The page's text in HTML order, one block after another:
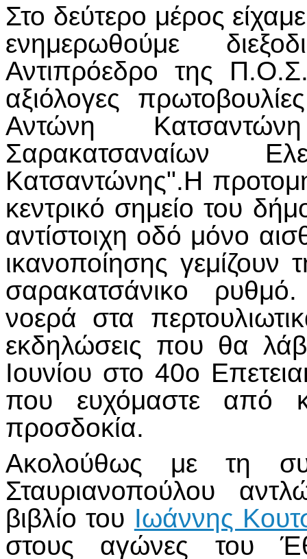
Στο δεύτερο μέρος
ενημερωθούμε
Αντιπρόεδρο της
αξιόλογες
Αντώνη
Σαρακατσαναίων
Κατσαντώνης".Η
κεντρικό σημείο του
αντίστοιχη οδό μόνο
ικανοποίησης
σαρακατσάνικο
νοερά στα
εκδηλώσεις που θα
Ιουνίου στο 40ο
που ευχόμαστε από
προσδοκία.
Ακολούθως με τη
Σταυριανοπούλου
βιβλίο του Ιωάννης
στους αγώνες του